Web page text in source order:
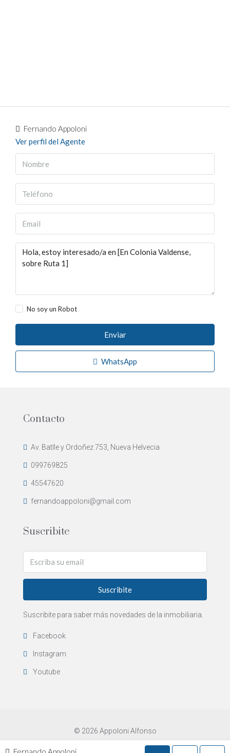
Fernando Appoloni
Ver perfil del Agente
No soy un Robot
Enviar
WhatsApp
Contacto
Av. Batlle y Ordoñez 753, Nueva Helvecia
099769825
45547620
fernandoappoloni@gmail.com
Suscribite
Suscribite
Suscribite para saber más novedades de la inmobiliaria.
Facebook
Instagram
Youtube
© 2026 Appoloni Alfonso